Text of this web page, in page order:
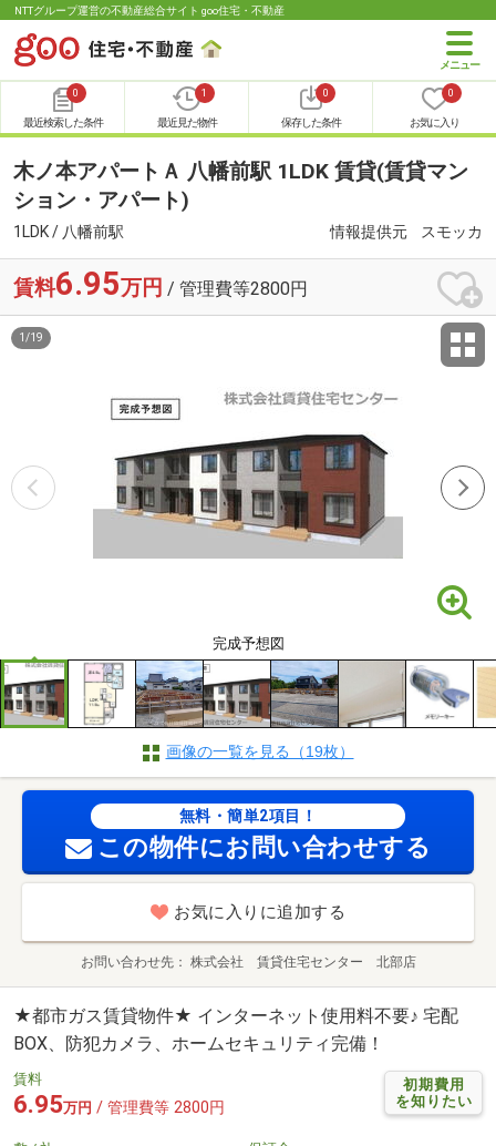
NTTグループ運営の不動産総合サイト goo住宅・不動産
0
最近検索した条件
1
最近見た物件
0
保存した条件
0
お気に入り
木ノ本アパートＡ 八幡前駅 1LDK 賃貸(賃貸マン
ション・アパート)
1LDK / 八幡前駅 情報提供元 スモッカ
賃料6.95万円 / 管理費等2800円
完成予想図
1 /19
画像の一覧を見る（19枚）
無料・簡単2項目！
この物件にお問い合わせする
お気に入りに追加する
お問い合わせ先 株式会社 賃貸住宅センター 北部店
★都市ガス賃貸物件★ インターネット使用料不要♪ 宅配
BOX、防犯カメラ、ホームセキュリティ完備！
初期費用
を知りたい
賃料
6.95万円 / 管理費等 2800円